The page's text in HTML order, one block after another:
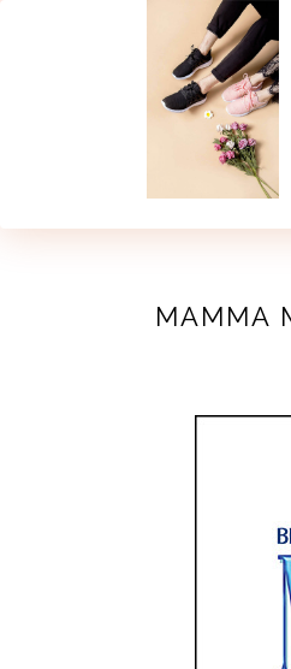
SPÉCIAL RENTRÉE
LECTURE ET FILMS
JOINDRE MEVE ET CIE |
MAMMA